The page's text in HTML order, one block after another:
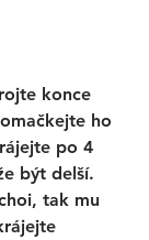
konce
ho
po 4
být delší.
tak mu